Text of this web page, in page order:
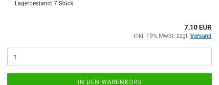
Lagerbestand: 7 Stück
7,10 EUR
inkl. 19% MwSt. zzgl. Versand
IN DEN WARENKORB